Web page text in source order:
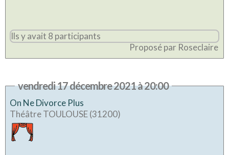
Ils y avait 8 participants
Proposé par Roseclaire
vendredi 17 décembre 2021 à 20:00
On Ne Divorce Plus
Théâtre TOULOUSE (31200)